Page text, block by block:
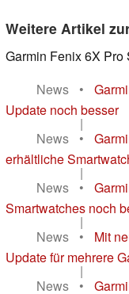
Weitere Artikel
Garmin Fenix 6X Pro
News
•
Update noch besser
|
News
•
erhältliche
|
News
•
Smartwatches noch
|
News
•
Mit
Update für mehrere
|
News
•